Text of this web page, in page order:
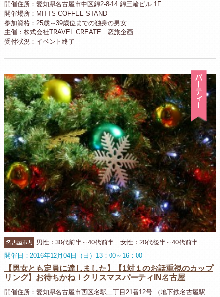
開催住所：愛知県名古屋市中区錦2-8-14 錦三輪ビル 1F
開催場所：MITTS COFFEE STAND
参加資格：25歳～39歳位までの独身の男女
主催：株式会社TRAVEL CREATE 恋旅企画
受付状況：イベント終了
パ
名古屋市内
男性：30代前半～40代前半 女性：20代後半～40代前半
開催日：2016年12月04日（日）13：00～16：00
【男女とも定員に達しました】【1対１のお話重視のカップ
リング】お待ちかね！クリスマスパーティIN名古屋
開催住所：愛知県名古屋市西区名駅二丁目21番12号 （地下鉄名古屋駅